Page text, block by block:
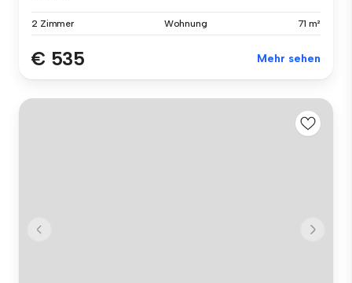
2 Zimmer Wohnung 71 m²
€ 535 Mehr sehen